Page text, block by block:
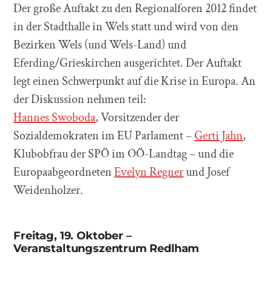
Der große Auftakt zu den Regionalforen 2012 findet
in der Stadthalle in Wels statt und wird von den
Bezirken Wels (und Wels-Land) und
Eferding/Grieskirchen ausgerichtet. Der Auftakt
legt einen Schwerpunkt auf die Krise in Europa. An
der Diskussion nehmen teil:
Hannes Swoboda, Vorsitzender der
Sozialdemokraten im EU Parlament – Gerti Jahn,
Klubobfrau der SPÖ im OÖ-Landtag – und die
EuropaabgeordnetenEvelyn Regnerund Josef
Weidenholzer.
Freitag, 19. Oktober –
Veranstaltungszentrum Redlham